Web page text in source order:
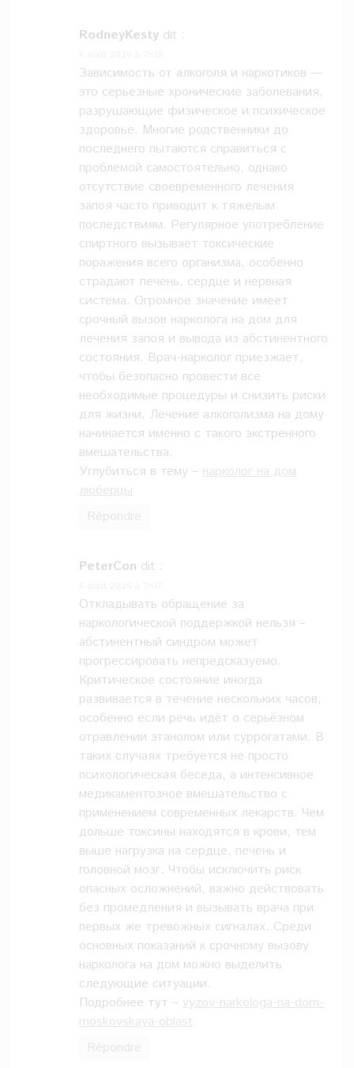
RodneyKesty dit :
Зависимость от алкоголя и наркотиков —
это серьезные хронические заболевания,
разрушающие физическое и психическое
здоровье. Многие родственники до
последнего пытаются справиться с
проблемой самостоятельно, однако
отсутствие своевременного лечения
запоя часто приводит к тяжелым
последствиям. Регулярное употребление
спиртного вызывает токсические
поражения всего организма, особенно
страдают печень, сердце и нервная
система. Огромное значение имеет
срочный вызов нарколога на дом для
лечения запоя и вывода из абстинентного
состояния. Врач-нарколог приезжает,
чтобы безопасно провести все
необходимые процедуры и снизить риски
для жизни. Лечение алкоголизма на дому
начинается именно с такого экстренного
вмешательства.
Углубиться в тему – нарколог на дом
люберцы
PeterCon dit :
Откладывать обращение за
наркологической поддержкой нельзя –
абстинентный синдром может
прогрессировать непредсказуемо.
Критическое состояние иногда
развивается в течение нескольких часов,
особенно если речь идёт о серьёзном
отравлении этанолом или суррогатами. В
таких случаях требуется не просто
психологическая беседа, а интенсивное
медикаментозное вмешательство с
применением современных лекарств. Чем
дольше токсины находятся в крови, тем
выше нагрузка на сердце, печень и
головной мозг. Чтобы исключить риск
опасных осложнений, важно действовать
без промедления и вызывать врача при
первых же тревожных сигналах. Среди
основных показаний к срочному вызову
нарколога на дом можно выделить
следующие ситуации.
Подробнее тут – vyzov-narkologa-na-dom-
moskovskaya-oblast